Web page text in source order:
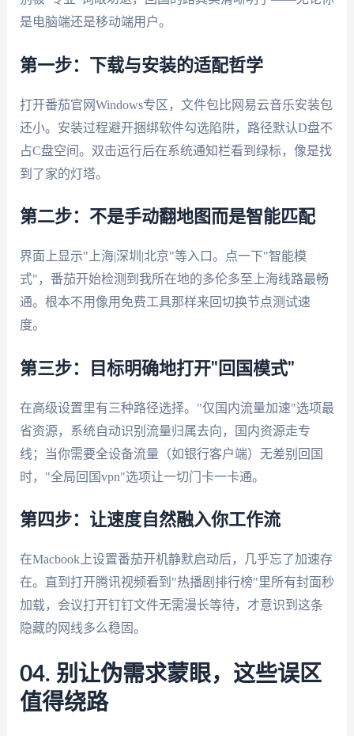
是电脑端还是移动端用户。
第一步：下载与安装的适配哲学
打开番茄官网Windows专区，文件包比网易云音乐安装包
还小。安装过程避开捆绑软件勾选陷阱，路径默认D盘不
占C盘空间。双击运行后在系统通知栏看到绿标，像是找
到了家的灯塔。
第二步：不是手动翻地图而是智能匹配
界面上显示"上海|深圳|北京"等入口。点一下"智能模
式"，番茄开始检测到我所在地的多伦多至上海线路最畅
通。根本不用像用免费工具那样来回切换节点测试速
度。
第三步：目标明确地打开"回国模式"
在高级设置里有三种路径选择。"仅国内流量加速"选项最
省资源，系统自动识别流量归属去向，国内资源走专
线；当你需要全设备流量（如银行客户端）无差别回国
时，"全局回国vpn"选项让一切门卡一卡通。
第四步：让速度自然融入你工作流
在Macbook上设置番茄开机静默启动后，几乎忘了加速存
在。直到打开腾讯视频看到"热播剧排行榜"里所有封面秒
加载，会议打开钉钉文件无需漫长等待，才意识到这条
隐藏的网线多么稳固。
04. 别让伪需求蒙眼，这些误区
值得绕路